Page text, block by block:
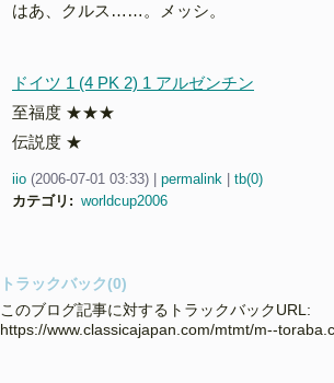
はあ、クルス……。メッシ。
ドイツ 1 (4 PK 2) 1 アルゼンチン
至福度 ★★★
伝説度 ★
iio (2006-07-01 03:33) permalink
tb(0)
カテゴリ : worldcup2006
トラックバック(0)
このブログ記事に対するトラックバックURL:
https://www.classicajapan.com/mtmt/m--